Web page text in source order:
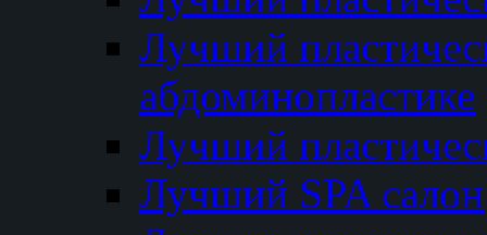
Лучший
абдоминопластике
Лучший
Лучший SPA салон